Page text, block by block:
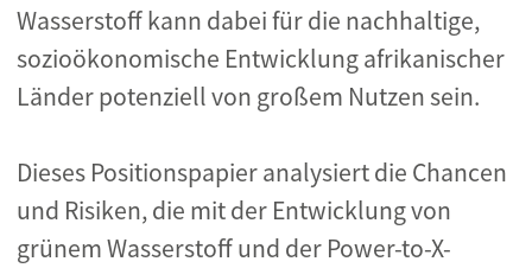
Wasserstoff kann dabei für die nachhaltige,
sozioökonomische Entwicklung afrikanischer
Länder potenziell von großem Nutzen sein.
Dieses Positionspapier analysiert die Chancen
und Risiken, die mit der Entwicklung von
grünem Wasserstoff und der Power-to-X-